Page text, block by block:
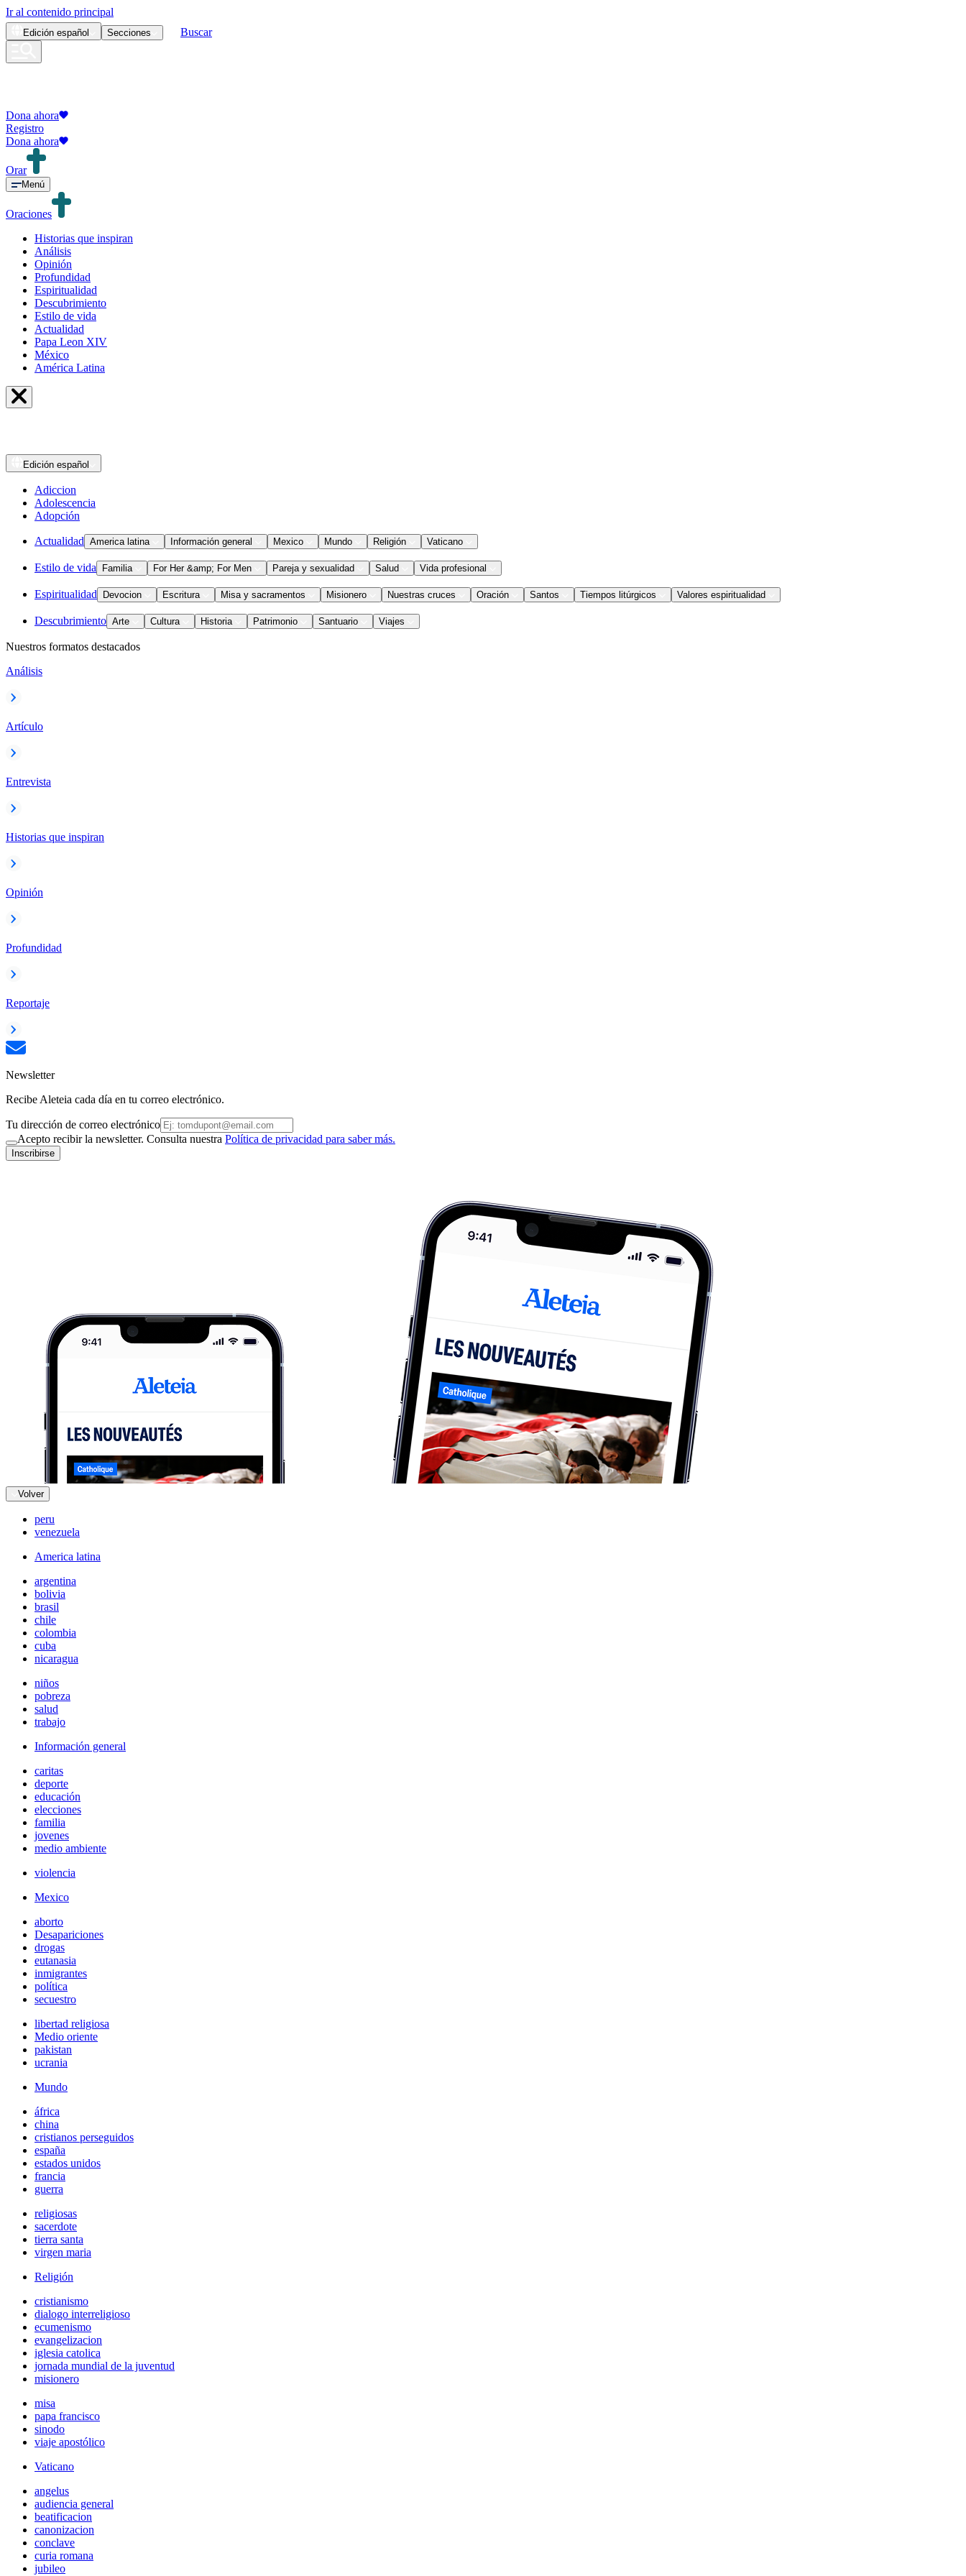
Ir al contenido principal
Edición español Secciones Buscar
Dona ahora
Registro
Dona ahora
Orar
Menú
Oraciones
Historias que inspiran
Análisis
Opinión
Profundidad
Espiritualidad
Descubrimiento
Estilo de vida
Actualidad
Papa Leon XIV
México
América Latina
Edición español
Adiccion
Adolescencia
Adopción
Actualidad America latina Información general Mexico Mundo Religión Vaticano
Estilo de vida Familia For Her &amp; For Men Pareja y sexualidad Salud Vida profesional
Espiritualidad Devocion Escritura Misa y sacramentos Misionero Nuestras cruces Oración Santos Tiempos litúrgicos Valores espiritualidad
Descubrimiento Arte Cultura Historia Patrimonio Santuario Viajes
Nuestros formatos destacados
Análisis
Artículo
Entrevista
Historias que inspiran
Opinión
Profundidad
Reportaje
Newsletter
Recibe Aleteia cada día en tu correo electrónico.
Tu dirección de correo electrónico
Acepto recibir la newsletter. Consulta nuestra Política de privacidad para saber más.
Inscribirse
Volver
peru
venezuela
America latina
argentina
bolivia
brasil
chile
colombia
cuba
nicaragua
niños
pobreza
salud
trabajo
Información general
caritas
deporte
educación
elecciones
familia
jovenes
medio ambiente
violencia
Mexico
aborto
Desapariciones
drogas
eutanasia
inmigrantes
política
secuestro
libertad religiosa
Medio oriente
pakistan
ucrania
Mundo
áfrica
china
cristianos perseguidos
españa
estados unidos
francia
guerra
religiosas
sacerdote
tierra santa
virgen maria
Religión
cristianismo
dialogo interreligioso
ecumenismo
evangelizacion
iglesia catolica
jornada mundial de la juventud
misionero
misa
papa francisco
sinodo
viaje apostólico
Vaticano
angelus
audiencia general
beatificacion
canonizacion
conclave
curia romana
jubileo